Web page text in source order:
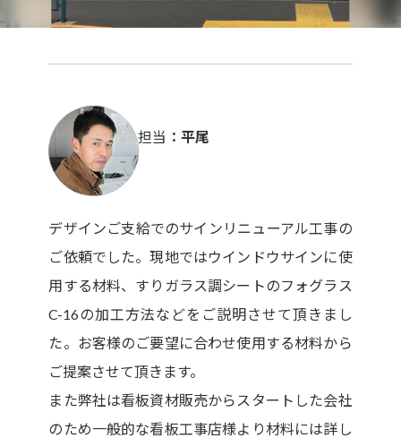
担当 平尾
デザインご支給でのサインリニューアル工事の
ご依頼でした。現地ではウインドウサインに使
用する材料、すりガラス調シートのフォグラス
C-16の加工方法などをご説明させて頂きまし
た。お客様のご要望に合わせ使用する材料から
ご提案させて頂きます。
また弊社は看板資材販売からスタートした会社
のため一般的な看板工事店様より材料には詳し